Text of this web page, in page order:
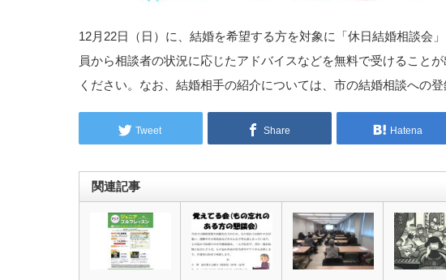
12月22日（日）に、結婚を希望する方を対象に「休日結婚相談会
員から相談者の状況に応じたアドバイスなどを無料で受けること
ください。なお、結婚相手の紹介については、市の結婚相談への登
Tweet Share Hatena
関連記事